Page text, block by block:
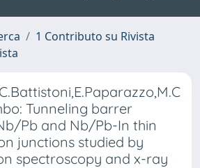
1 Contributo su Rivista
Tunneling barrer
Pb and Nb/Pb-In thin
junctions studied by
spectroscopy and x-ray